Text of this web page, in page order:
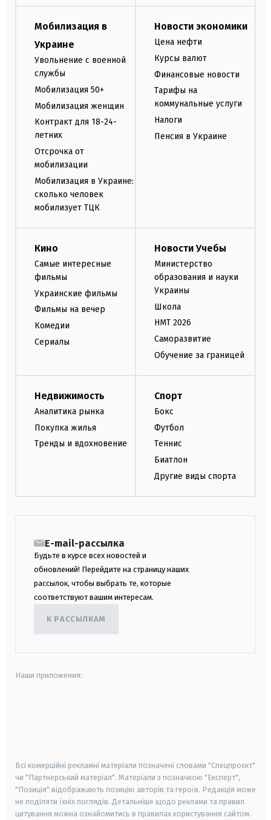
Мобилизация в
Украине
Увольнение с военной
службы
Мобилизация 50+
Мобилизация женщин
Контракт для 18-24-
летних
Отсрочка от
мобилизации
Мобилизация в Украине:
сколько человек
мобилизует ТЦК
Новости экономики
Цена нефти
Курсы валют
Финансовые новости
Тарифы на
коммунальные услуги
Налоги
Пенсия в Украине
Кино
Самые интересные
фильмы
Украинские фильмы
Фильмы на вечер
Комедии
Сериалы
Новости Учебы
Министерство
образования и науки
Украины
Школа
НМТ 2026
Саморазвитие
Обучение за границей
Недвижимость
Аналитика рынка
Покупка жилья
Тренды и вдохновение
Спорт
Бокс
Футбол
Теннис
Биатлон
Другие виды спорта
E-mail-рассылка
Будьте в курсе всех новостей и
обновлений! Перейдите на страницу наших
рассылок, чтобы выбрать те, которые
соответствуют вашим интересам.
К РАССЫЛКАМ
Наши приложения:
Всі комерційні рекламні матеріали позначені словами "Спецпроєкт"
чи "Партнерський матеріал". Матеріали з позначкою "Експерт",
"Позиція" відображають позицію авторів та героїв. Редакція може
не поділяти їхніх поглядів. Детальніше щодо реклами та правил
цитування можна ознайомитись в правилах користування сайтом.